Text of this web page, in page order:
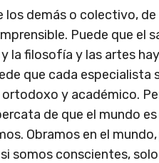
los demás o colectivo,
Puede que el
la filosofía y las artes
que cada especialista
y académico.
de que el mundo
Obramos en el
somos conscientes,